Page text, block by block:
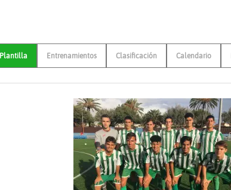
Plantilla Entrenamientos Clasificación Calendario